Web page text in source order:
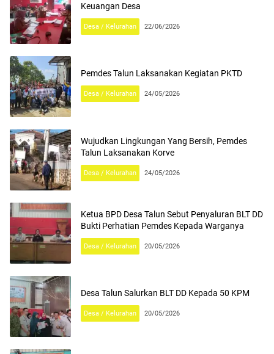
Keuangan Desa
Desa / Kelurahan 22/06/2026
Pemdes Talun Laksanakan Kegiatan PKTD
Desa / Kelurahan 24/05/2026
Wujudkan Lingkungan Yang Bersih, Pemdes
Talun Laksanakan Korve
Desa / Kelurahan 24/05/2026
Ketua BPD Desa Talun Sebut Penyaluran BLT DD
Bukti Perhatian Pemdes Kepada Warganya
Desa / Kelurahan 20/05/2026
Desa Talun Salurkan BLT DD Kepada 50 KPM
Desa / Kelurahan 20/05/2026